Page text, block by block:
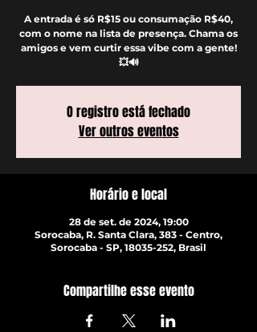
A entrada é só R$15 ou consumação R$40,
com o nome na lista de presença. Chama os
amigos e vem curtir essa vibe com a gente!
💥🔊
O registro está fechado
Ver outros eventos
Horário e local
28 de set. de 2024, 19:00
Sorocaba, R. Santa Clara, 383 - Centro,
Sorocaba - SP, 18035-252, Brasil
Compartilhe esse evento